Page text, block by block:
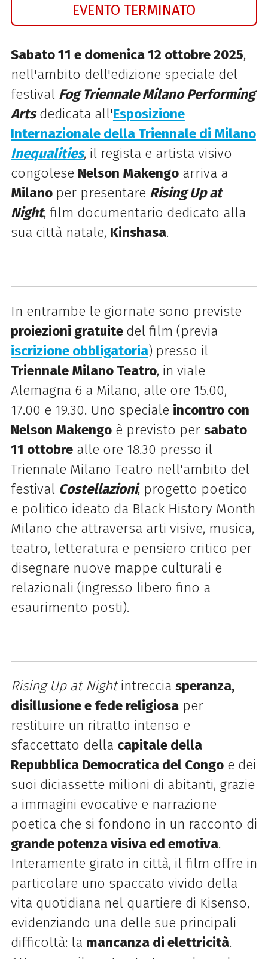
EVENTO TERMINATO
Sabato 11 e domenica 12 ottobre 2025,
nell'ambito dell'edizione speciale del
festival Fog Triennale Milano Performing
Arts dedicata all'Esposizione
Internazionale della Triennale di Milano
Inequalities, il regista e artista visivo
congolese Nelson Makengoarriva a
Milano per presentare Rising Up at
Night, film documentario dedicato alla
sua città natale, Kinshasa.
In entrambe le giornate sono previste
proiezioni gratuite del film (previa
iscrizione obbligatoria) presso il
Triennale Milano Teatro, in viale
Alemagna 6 a Milano, alle ore 15.00,
17.00 e 19.30. Uno speciale incontro con
Nelson Makengoè previsto per sabato
11 ottobrealle ore 18.30 presso il
Triennale Milano Teatro nell'ambito del
festival Costellazioni, progetto poetico
e politico ideato da Black History Month
Milano che attraversa arti visive, musica,
teatro, letteratura e pensiero critico per
disegnare nuove mappe culturali e
relazionali (ingresso libero fino a
esaurimento posti).
Rising Up at Nightintreccia speranza,
disillusione e fede religiosaper
restituire un ritratto intenso e
sfaccettato della capitale della
Repubblica Democratica del Congoe dei
suoi diciassette milioni di abitanti, grazie
a immagini evocative e narrazione
poetica che si fondono in un racconto di
grande potenza visiva ed emotiva.
Interamente girato in città, il film offre in
particolare uno spaccato vivido della
vita quotidiana nel quartiere di Kisenso,
evidenziando una delle sue principali
difficoltà: la mancanza di elettricità.